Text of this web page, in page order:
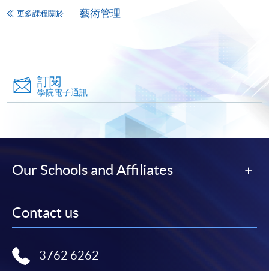
報名辦法
網上報名服務
香港大學專業進修學院提供24小時網上報名及繳費服
務，申請人可通過網上申請個別學歷頒授課程和報讀
大部份公開招生的課程(以先到先得形式報名的課程)。
申請人可在網上使用「繳費靈」(PPS) (不適用於手
機)、VISA 或 Mastercard。除上述支付方式之外，如就
讀學歷頒授課程設有網上服務，在學學員亦可以「微
信支付」(Online WeChat Pay) 、「支付寶」(Online
填寫網上報名表格
更多課程關於 藝術管理
訂閱
學院電子通訊
Our Schools and Affiliates
Contact us
3762 6262